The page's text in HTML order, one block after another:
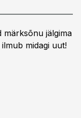
märksõnu jälgima
midagi uut!